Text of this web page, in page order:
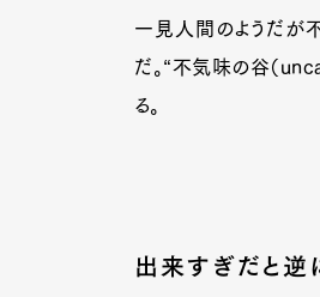
一見人間のようだが
だ。“不気味の谷（
る。
出来すぎだと